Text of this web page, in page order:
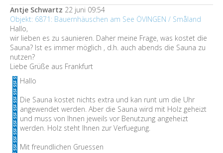
Antje Schwartz 22 juni 09:54
Objekt: 6871: Bauernhäuschen am See ÖVINGEN / Småland
Hallo,
wir lieben es zu saunieren. Daher meine Frage, was kostet die
Sauna? Ist es immer möglich , d.h. auch abends die Sauna zu
nutzen?
Liebe Grüße aus Frankfurt
Hallo
Die Sauna kostet nichts extra und kan runt um die Uhr
angewendet werden. Aber die Sauna wird mit Holz geheizt
und muss von Ihnen jeweils vor Benutzung angeheizt
werden. Holz steht Ihnen zur Verfuegung.
Mit freundlichen Gruessen